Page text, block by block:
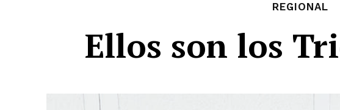
REGIONAL
Ellos son los